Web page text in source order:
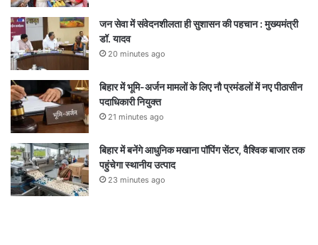
जन सेवा में संवेदनशीलता ही सुशासन की पहचान : मुख्यमंत्री
डॉ. यादव
20 minutes ago
बिहार में भूमि-अर्जन मामलों के लिए नौ प्रमंडलों में नए पीठासीन
पदाधिकारी नियुक्त
21 minutes ago
बिहार में बनेंगे आधुनिक मखाना पॉपिंग सेंटर, वैश्विक बाजार तक
पहुंचेगा स्थानीय उत्पाद
23 minutes ago